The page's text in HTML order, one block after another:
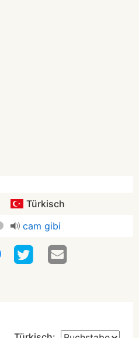
Türkisch
cam gibi